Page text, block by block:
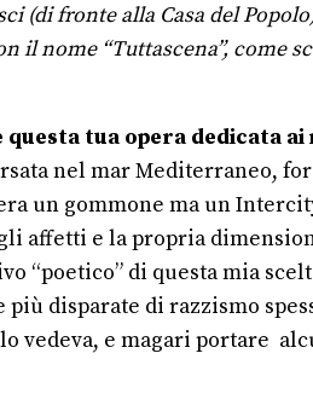
(di fronte alla Casa del
il nome “Tuttascena”, come
tua opera dedicata
nel mar Mediterraneo,
un gommone ma un
affetti e la propria
“poetico” di questa mia
disparate di razzismo
vedeva, e magari portare